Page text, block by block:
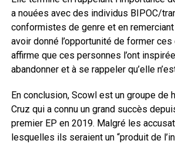
a nouées avec des individus BIPOC/
conformistes de genre et en
avoir donné l’opportunité de former
affirme que ces personnes l’ont
abandonner et à se rappeler qu’elle
En conclusion, Scowl est un groupe de
Cruz qui a connu un grand succès
premier EP en 2019. Malgré les
lesquelles ils seraient un “produit de